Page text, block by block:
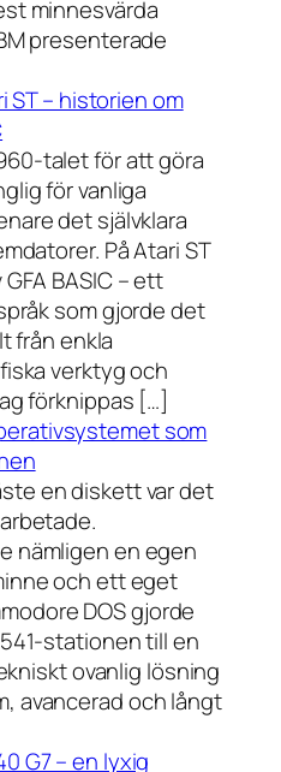
minnesvärda
presenterade
ST – historien om
talet för att göra
för vanliga
det självklara
På Atari ST
BASIC – ett
som gjorde det
från enkla
verktyg och
förknippas […]
som
en diskett var det
nämligen en egen
och ett eget
DOS gjorde
stationen till en
ovanlig lösning
avancerad och långt
G7 – en lyxig